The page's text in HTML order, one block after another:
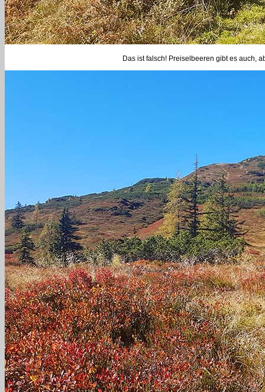
Das ist falsch! Preiselbeeren gibt es auch,